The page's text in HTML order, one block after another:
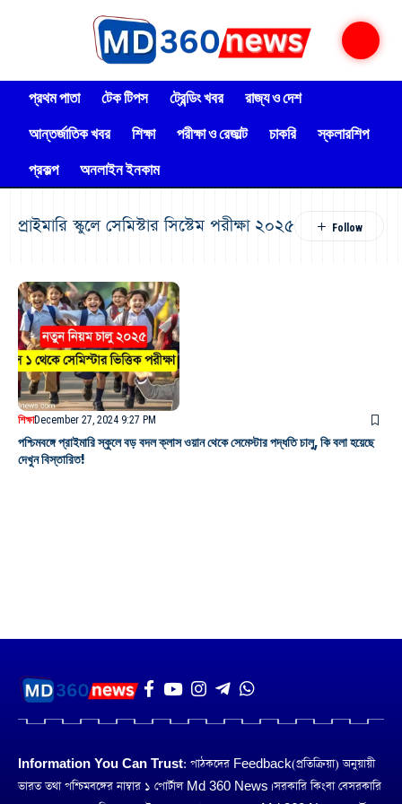
প্রথম পাতা টেক টিপস ট্রেন্ডিং খবর
রাজ্য ও দেশ
আন্তর্জাতিক খবর
শিক্ষা পরীক্ষা ও রেজাল্ট চাকরি
স্কলারশিপ
প্রকল্প
অনলাইন ইনকাম
প্রাইমারি স্কুলে সেমিস্টার সিস্টেম পরীক্ষা ২০২৫
শিক্ষাDecember 27, 2024 9:27 PM
পশ্চিমবঙ্গে প্রাইমারি স্কুলে বড় বদল ক্লাস ওয়ান থেকে সেমেস্টার পদ্ধতি চালু, কি বলা হয়েছে
দেখুন বিস্তারিত!
Information You Can Trust: পাঠকদের Feedback(প্রতিক্রিয়া) অনুয়ায়ী
ভারত তথা পশ্চিমবঙ্গের নাম্বার ১ পোর্টাল Md 360 News। সরকারি কিংবা বেসরকারি